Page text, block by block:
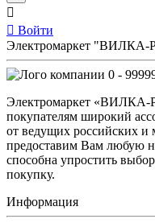
Войти
Электромаркет
0 -
Электромаркет «ВИЛКА-
покупателям широкий
от ведущих российских
предоставим Вам любую
способна упростить
покупку.
Информация